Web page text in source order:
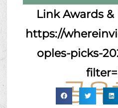
Link Awards
https://
oples-picks-
공유